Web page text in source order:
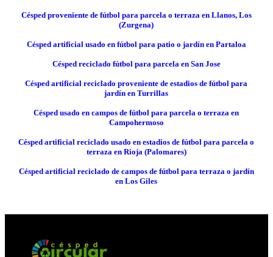
Césped proveniente de fútbol para parcela o terraza en Llanos, Los
(Zurgena)
Césped artificial usado en fútbol para patio o jardín en Partaloa
Césped reciclado fútbol para parcela en San Jose
Césped artificial reciclado proveniente de estadios de fútbol para
jardín en Turrillas
Césped usado en campos de fútbol para parcela o terraza en
Campohermoso
Césped artificial reciclado usado en estadios de fútbol para parcela o
terraza en Rioja (Palomares)
Césped artificial reciclado de campos de fútbol para terraza o jardín
en Los Giles